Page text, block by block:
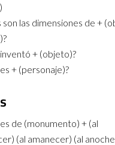
son las dimensiones de +
+ (objeto)?
+ (personaje)?
de (monumento) + (al
(al amanecer) (al